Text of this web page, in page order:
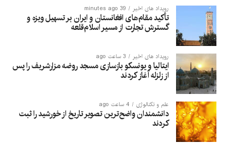
رویداد های اخیر 39 minutes ago
تأکید مقام‌های افغانستان و ایران بر تسهیل ویزه و
گسترش تجارت از مسیر اسلام‌قلعه
رویداد های اخیر 3 ساعت ago
ایتالیا و یونسکو بازسازی مسجد روضه مزارشریف را پس
از زلزله آغاز کردند
علم و تکنالوژی 4 ساعت ago
دانشمندان واضح‌ترین تصویر تاریخ از خورشید را ثبت
کردند